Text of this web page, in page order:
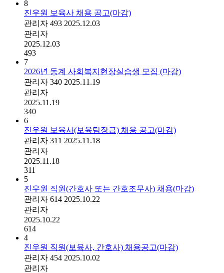
8
진우원 보육사 채용 공고(마감)
관리자 493 2025.12.03
관리자
2025.12.03
493
7
2026년 동계 사회복지현장실습생 모집 (마감)
관리자 340 2025.11.19
관리자
2025.11.19
340
6
진우원 보육사(보육팀장급) 채용 공고(마감)
관리자 311 2025.11.18
관리자
2025.11.18
311
5
진우원 직원(간호사 또는 간호조무사) 채용(마감)
관리자 614 2025.10.22
관리자
2025.10.22
614
4
진우원 직원(보육사, 간호사) 채용공고(마감)
관리자 454 2025.10.02
관리자